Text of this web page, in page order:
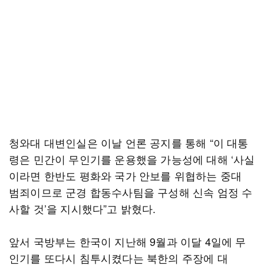
청와대 대변인실은 이날 언론 공지를 통해 “이 대통
령은 민간이 무인기를 운용했을 가능성에 대해 ‘사실
이라면 한반도 평화와 국가 안보를 위협하는 중대
범죄이므로 군경 합동수사팀을 구성해 신속 엄정 수
사할 것’을 지시했다”고 밝혔다.
앞서 국방부는 한국이 지난해 9월과 이달 4일에 무
인기를 또다시 침투시켰다는 북한의 주장에 대